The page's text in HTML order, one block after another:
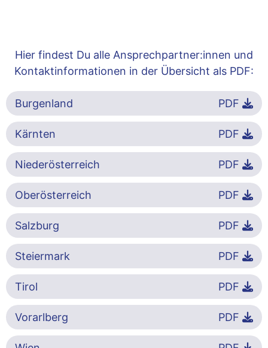
Hier findest Du alle Ansprechpartner:innen und
Kontaktinformationen in der Übersicht als PDF:
Burgenland PDF
Kärnten PDF
Niederösterreich PDF
Oberösterreich PDF
Salzburg PDF
Steiermark PDF
Tirol PDF
Vorarlberg PDF